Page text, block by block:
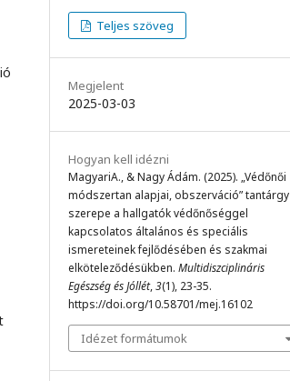
Teljes szöveg
Megjelent
2025-03-03
Hogyan kell idézni
MagyariA., & Nagy Ádám. (2025). „Védőnői
módszertan alapjai, obszerváció” tantárgy
szerepe a hallgatók védőnőséggel
kapcsolatos általános és speciális
ismereteinek fejlődésében és szakmai
elköteleződésükben. Multidiszciplináris
Egészség és Jóllét,3(1), 23-35.
https://doi.org/10.58701/mej.16102
Idézet formátumok